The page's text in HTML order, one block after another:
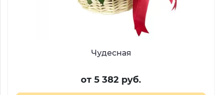
Чудесная
от 5 382 руб.